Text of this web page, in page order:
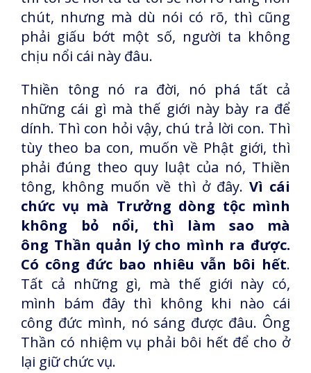
chút, nhưng mà dù nói có rõ, thì cũng
phải giấu bớt một số, người ta không
chịu nổi cái này đâu.
Thiền tông nó ra đời, nó phá tất cả
những cái gì mà thế giới này bày ra để
dính. Thì con hỏi vậy, chú trả lời con. Thì
tùy theo ba con, muốn về Phật giới, thì
phải đúng theo quy luật của nó, Thiền
tông, không muốn về thì ở đây. Vì cái
chức vụ mà Trưởng dòng tộc mình
không bỏ nổi, thì làm sao mà
ông Thần quản lý cho mình ra được.
Có công đức bao nhiêu vẫn bôi hết.
Tất cả những gì, mà thế giới này có,
mình bám đây thì không khi nào cái
công đức mình, nó sáng được đâu. Ông
Thần có nhiệm vụ phải bôi hết để cho ở
lại giữ chức vụ.